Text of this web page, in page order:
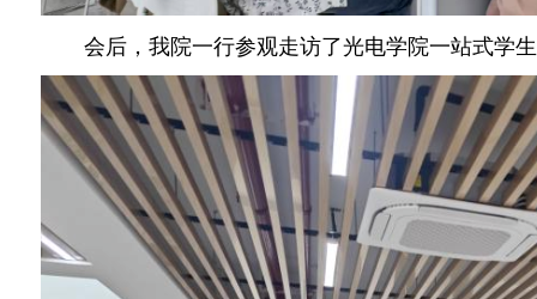
会后，我院一行参观走访了光电学院一站式学